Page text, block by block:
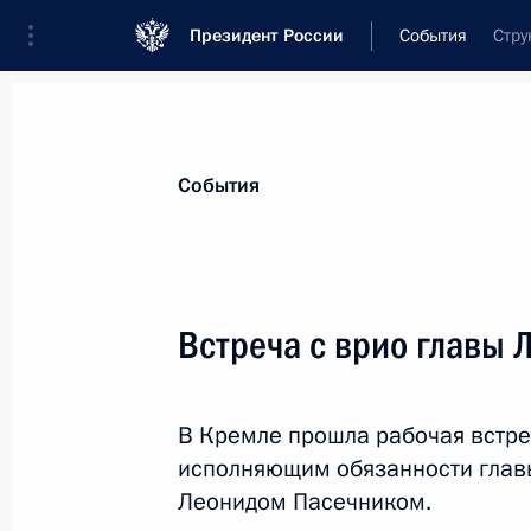
Президент России События
Новости
Послания Федеральному Собранию
Совещания, заседания, рабочие встречи
Речи и обращения
События
Встреча с врио
В Кремле прошла рабочая
исполняющим обязанности
Леонидом Пасечником.